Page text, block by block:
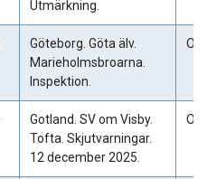
Utmärkning.
Göteborg. Göta älv.
Marieholmsbroarna.
Inspektion.
Gotland. SV om Visby.
Tofta. Skjutvarningar.
12 december 2025.